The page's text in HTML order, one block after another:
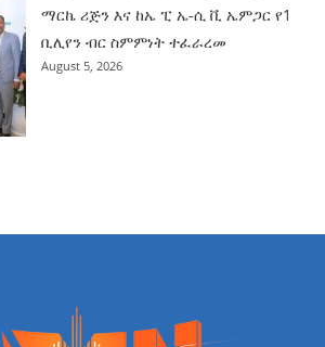
ማርኬ ሪጅን እና ከኤ ፒ ኤ-ሲ ቪ ኤምጋር የ1
ቢሊየን ብር ስምምነት ተፈራረመ
August 5, 2026